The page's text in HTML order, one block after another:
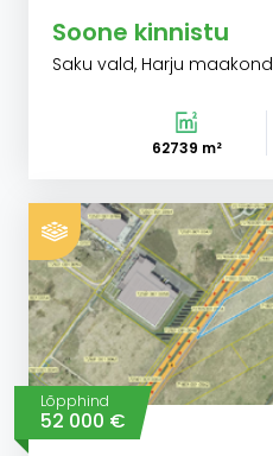
Soone kinnistu
Saku vald, Harju maakond
62739 m²
Lõpphind
52 000 €